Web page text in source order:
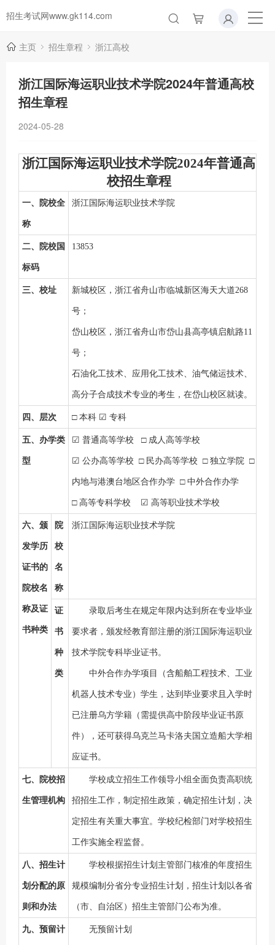
招生考试网www.gk114.com
主页 招生章程 浙江高校
浙江国际海运职业技术学院2024年普通高校
招生章程
2024-05-28
浙江国际海运职业技术学院2024年普通高
校招生章程
一、院校全
称
浙江国际海运职业技术学院
二、院校国
标码
13853
三、校址 新城校区，浙江省舟山市临城新区海天大道268
号；
岱山校区，浙江省舟山市岱山县高亭镇启航路11
号；
石油化工技术、应用化工技术、油气储运技术、
高分子合成技术专业的考生，在岱山校区就读。
四、层次 □ 本科 ☑ 专科
五、办学类
型
☑ 普通高等学校 □ 成人高等学校
☑ 公办高等学校 □ 民办高等学校 □ 独立学院 □
内地与港澳台地区合作办学 □ 中外合作办学
□ 高等专科学校 ☑ 高等职业技术学校
六、颁
发学历
证书的
院校名
称及证
书种类
院
校
名
称
浙江国际海运职业技术学院
证
书
种
类
录取后考生在规定年限内达到所在专业毕业
要求者，颁发经教育部注册的浙江国际海运职业
技术学院专科毕业证书。
中外合作办学项目（含船舶工程技术、工业
机器人技术专业）学生，达到毕业要求且入学时
已注册乌方学籍（需提供高中阶段毕业证书原
件），还可获得乌克兰马卡洛夫国立造船大学相
应证书。
七、院校招
生管理机构
学校成立招生工作领导小组全面负责高职统
招招生工作，制定招生政策，确定招生计划，决
定招生有关重大事宜。学校纪检部门对学校招生
工作实施全程监督。
八、招生计
划分配的原
则和办法
学校根据招生计划主管部门核准的年度招生
规模编制分省分专业招生计划，招生计划以各省
（市、自治区）招生主管部门公布为准。
九、预留计 无预留计划